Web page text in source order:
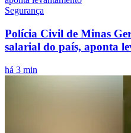
Segurança
Polícia Civil de Minas
salarial do país, aponta
há 3 min